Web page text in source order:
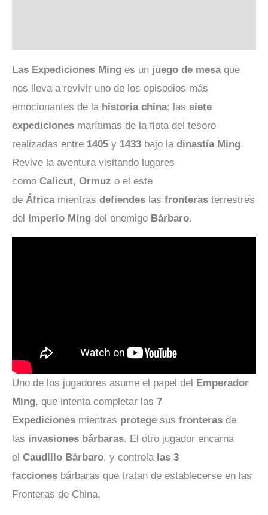
Las Expediciones Ming es un juego de mesaque
nos lleva a revivir uno de los episodios más
emocionantes de la historia china: las siete
expediciones marítimas de la flota del tesoro
realizadas entre 1405 y 1433 bajo la dinastía Ming.
Revive la aventura visitando lugares
como Calicut, Ormuz o el este
de Áfricamientras defiendes las fronteras terrestres
del Imperio Ming del enemigo Bárbaro.
Uno de los jugadores asume el papel del Emperador
Ming, que intenta completar las 7
Expediciones mientras protege sus fronteras de
las invasiones bárbaras. El otro jugador encarna
el Caudillo Bárbaro, y controla las 3
facciones bárbaras que tratan de establecerse en las
Fronteras de China.